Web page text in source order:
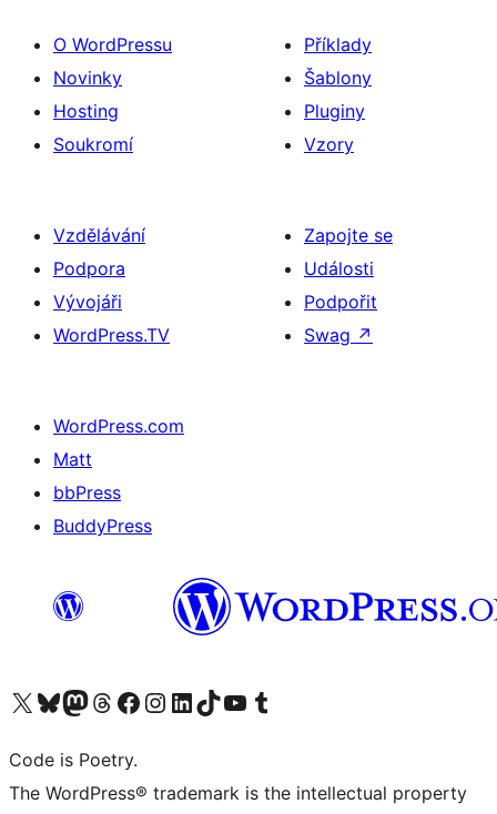
O WordPressu
Novinky
Hosting
Soukromí
Příklady
Šablony
Pluginy
Vzory
Vzdělávání
Podpora
Vývojáři
WordPress.TV
Zapojte se
Události
Podpořit
Swag ↗
WordPress.com
Matt
bbPress
BuddyPress
Navštivte náš účet na X (dříve Twitter)
Navštivte náš Bluesky účetNavštivte náš účet Mastodon
Navštivte náš Threads účetNavštivte naši stránku na Facebooku
Navštivte náš Instagram účetNavštivte náš LinkedIn účetNavštivte náš TikTok účetNavštivte náš YouTube kanálNavštivte náš Tumblr účet
Code is Poetry.
The WordPress® trademark is the intellectual property